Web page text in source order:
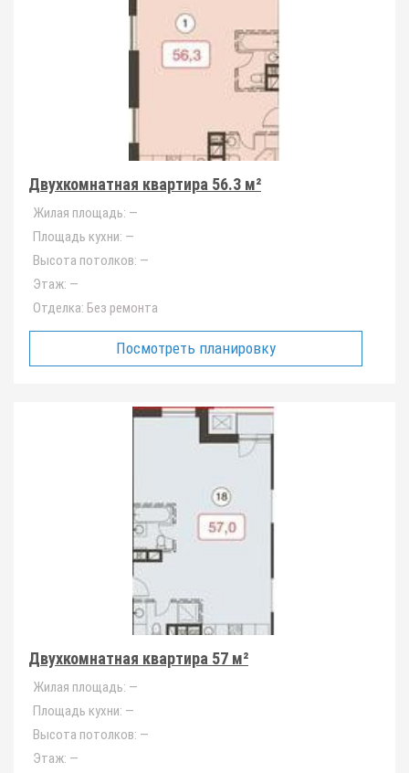
Двухкомнатная квартира 56.3 м²
Жилая площадь: —
Площадь кухни: —
Высота потолков: —
Этаж: —
Отделка: Без ремонта
Посмотреть планировку
Двухкомнатная квартира 57 м²
Жилая площадь: —
Площадь кухни: —
Высота потолков: —
Этаж: —